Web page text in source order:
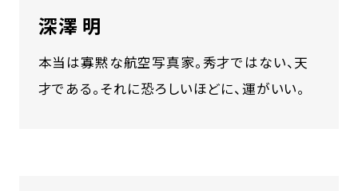
深澤 明
本当は寡黙な航空写真家。秀才ではない、天
才である。それに恐ろしいほどに、運がいい。